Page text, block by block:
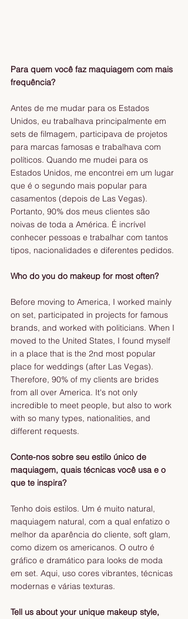
Para quem você faz maquiagem com mais
frequência?
Antes de me mudar para os Estados
Unidos, eu trabalhava principalmente em
sets de filmagem, participava de projetos
para marcas famosas e trabalhava com
políticos. Quando me mudei para os
Estados Unidos, me encontrei em um lugar
que é o segundo mais popular para
casamentos (depois de Las Vegas).
Portanto, 90% dos meus clientes são
noivas de toda a América. É incrível
conhecer pessoas e trabalhar com tantos
tipos, nacionalidades e diferentes pedidos.
Who do you do makeup for most often?
Before moving to America, I worked mainly
on set, participated in projects for famous
brands, and worked with politicians. When I
moved to the United States, I found myself
in a place that is the 2nd most popular
place for weddings (after Las Vegas).
Therefore, 90% of my clients are brides
from all over America. It's not only
incredible to meet people, but also to work
with so many types, nationalities, and
different requests.
Conte-nos sobre seu estilo único de
maquiagem, quais técnicas você usa e o
que te inspira?
Tenho dois estilos. Um é muito natural,
maquiagem natural, com a qual enfatizo o
melhor da aparência do cliente, soft glam,
como dizem os americanos. O outro é
gráfico e dramático para looks de moda
em set. Aqui, uso cores vibrantes, técnicas
modernas e várias texturas.
Tell us about your unique makeup style,